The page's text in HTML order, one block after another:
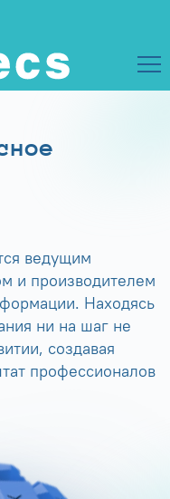
ведущим
и производителем
Находясь
ни на шаг не
создавая
профессионалов